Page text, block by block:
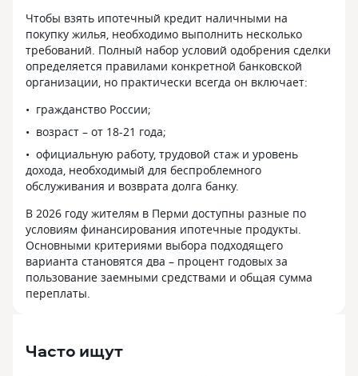
Чтобы взять ипотечный кредит наличными на
покупку жилья, необходимо выполнить несколько
требований. Полный набор условий одобрения сделки
определяется правилами конкретной банковской
организации, но практически всегда он включает:
гражданство России;
возраст – от 18-21 года;
официальную работу, трудовой стаж и уровень
дохода, необходимый для беспроблемного
обслуживания и возврата долга банку.
В 2026 году жителям в Перми доступны разные по
условиям финансирования ипотечные продукты.
Основными критериями выбора подходящего
варианта становятся два – процент годовых за
пользование заемными средствами и общая сумма
переплаты.
Часто ищут